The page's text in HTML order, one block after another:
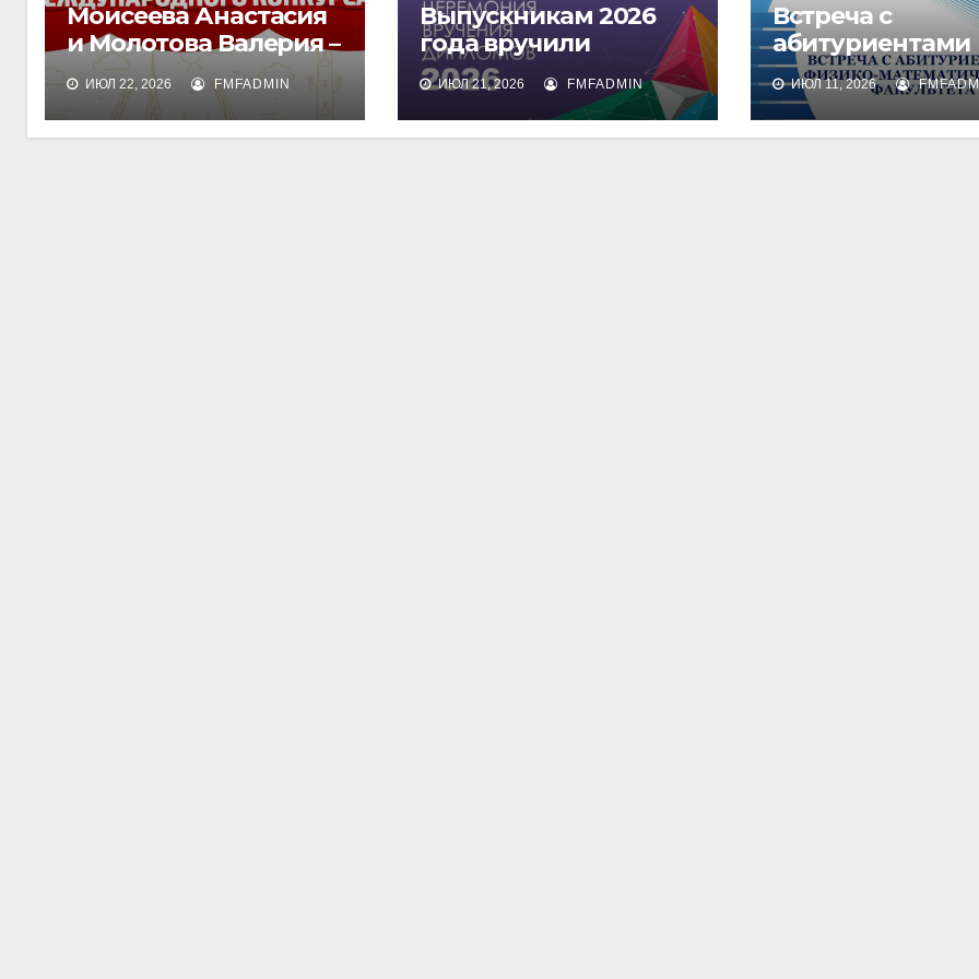
Моисеева Анастасия
и Молотова Валерия –
лауреаты
международного
конкурса талантов
ИЮЛ 22, 2026 FMFADMIN
Выпускникам 2026
года вручили
дипломы о высшем
образовании
ИЮЛ 21, 2026 FMFADMIN
Встреча с
абитуриентами
физико-
факультета и их
ИЮЛ 11, 2026